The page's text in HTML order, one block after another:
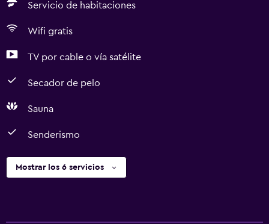
Servicio de habitaciones
Wifi gratis
TV por cable o vía satélite
Secador de pelo
Sauna
Senderismo
Mostrar los 6 servicios